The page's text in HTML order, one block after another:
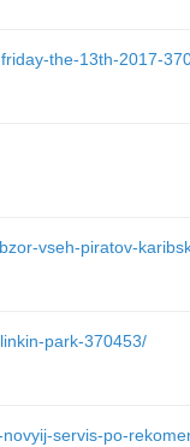
the-13th-2017-
vseh-piratov-
park-370453/
servis-po-